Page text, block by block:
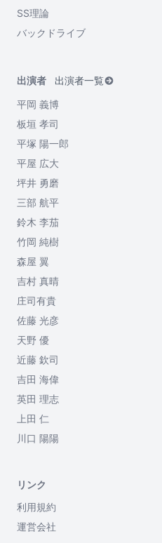
SS理論
バックドライブ
出演者
出演者一覧
平岡 義博
板垣 孝司
平塚 陽一郎
平屋 広大
坪井 勇磨
三部 航平
鈴木 李茄
竹岡 純樹
森屋 翼
吉村 真晴
庄司有貴
佐藤 光彦
天野 優
近藤 欽司
吉田 海偉
英田 理志
上田 仁
川口 陽陽
リンク
利用規約
運営会社